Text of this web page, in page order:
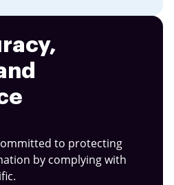
to protecting
by complying with